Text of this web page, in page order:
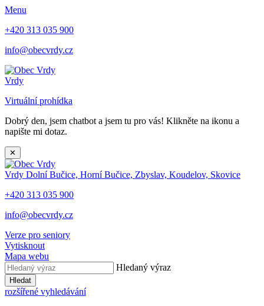
Menu
+420 313 035 900
info@obecvrdy.cz
Vrdy
Virtuální prohídka
Dobrý den, jsem chatbot a jsem tu pro vás! Klikněte na ikonu a
napište mi dotaz.
✕
Vrdy Dolní Bučice, Horní Bučice, Zbyslav, Koudelov, Skovice
+420 313 035 900
info@obecvrdy.cz
Verze pro seniory
Vytisknout
Mapa webu
Hledaný výraz
Hledat
rozšířené vyhledávání